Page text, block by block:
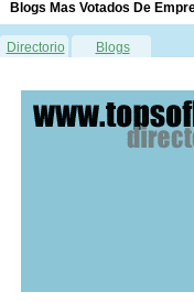
Blogs Mas Votados De
Directorio Blogs